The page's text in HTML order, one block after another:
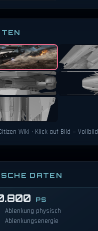
Wiki · Klick auf Bild = Vollbild
DATEN
PS
Ablenkung physisch
Ablenkungsenergie